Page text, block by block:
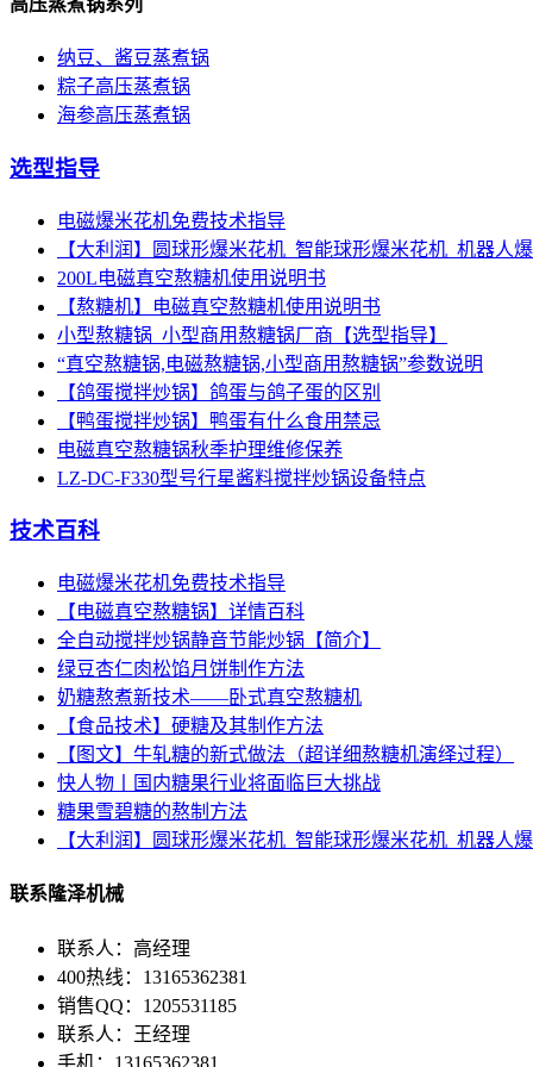
纳豆、酱豆蒸煮锅
粽子高压蒸煮锅
海参高压蒸煮锅
选型指导
电磁爆米花机免费技术指导
【大利润】圆球形爆米花机_智能球形爆米花机_机器人
200L电磁真空熬糖机使用说明书
【熬糖机】电磁真空熬糖机使用说明书
小型熬糖锅_小型商用熬糖锅厂商【选型指导】
“真空熬糖锅,电磁熬糖锅,小型商用熬糖锅”参数说明
【鸽蛋搅拌炒锅】鸽蛋与鸽子蛋的区别
【鸭蛋搅拌炒锅】鸭蛋有什么食用禁忌
电磁真空熬糖锅秋季护理维修保养
LZ-DC-F330型号行星酱料搅拌炒锅设备特点
技术百科
电磁爆米花机免费技术指导
【电磁真空熬糖锅】详情百科
全自动搅拌炒锅静音节能炒锅【简介】
绿豆杏仁肉松馅月饼制作方法
奶糖熬煮新技术——卧式真空熬糖机
【食品技术】硬糖及其制作方法
【图文】牛轧糖的新式做法（超详细熬糖机演绎过程）
快人物丨国内糖果行业将面临巨大挑战
糖果雪碧糖的熬制方法
【大利润】圆球形爆米花机_智能球形爆米花机_机器人
联系隆泽机械
联系人：高经理
400热线：13165362381
销售QQ：1205531185
联系人：王经理
手机：13165362381